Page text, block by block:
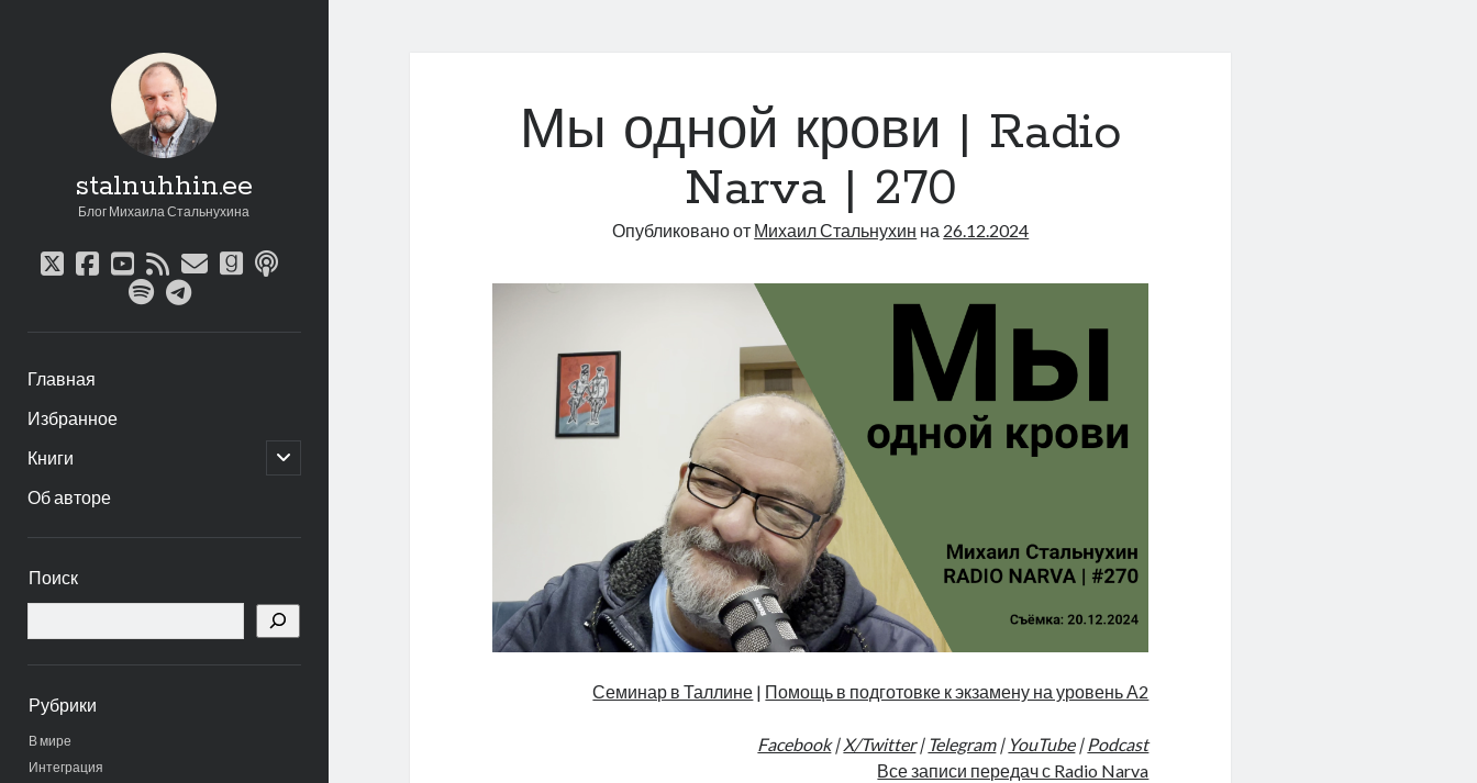
stalnuhhin.ee
Блог Михаила Стальнухина
twitter
facebook
youtube
rssemailgoodreads
podcast
spotifytelegram
Главная
Избранное
Книги
открыть
дочернее
Об авторе
панель
Поиск
Рубрики
В мире
Интеграция
Мы одной крови | Radio
Narva | 270
Опубликовано от Михаил Стальнухин на 26.12.2024
Семинар в Таллине | Помощь в подготовке к экзамену на уровень А2
Facebook|X/Twitter| Telegram| YouTube| Podcast
Все записи передач с Radio Narva